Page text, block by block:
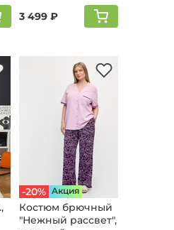
3 499 ₽
-20% Aкция
Костюм брючный
"Нежный рассвет",